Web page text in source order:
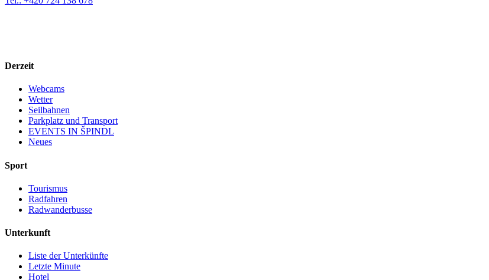
Derzeit
Webcams
Wetter
Seilbahnen
Parkplatz und Transport
EVENTS IN ŠPINDL
Neues
Sport
Tourismus
Radfahren
Radwanderbusse
Unterkunft
Liste der Unterkünfte
Letzte Minute
Hotel